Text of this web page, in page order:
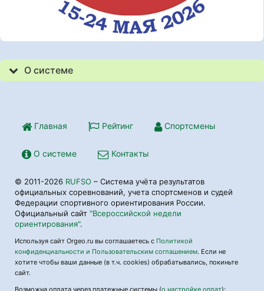
О системе
Главная Рейтинг Спортсмены
О системе Контакты
© 2011-2026 RUFSO – Система учёта результатов
официальных соревнований, учета спортсменов и судей
Федерации спортивного ориентирования России.
Официальный сайт "Всероссийской недели
ориентирования".
Используя сайт Orgeo.ru вы соглашаетесь с Политикой
конфиденциальности и Пользовательским соглашением. Если не
хотите чтобы ваши данные (в т.ч. cookies) обрабатывались, покиньте
сайт.